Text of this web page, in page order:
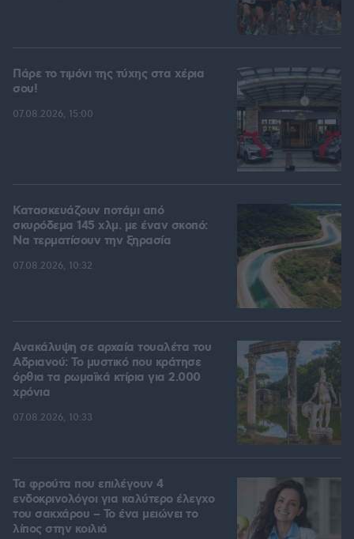
Πάρε το τιμόνι της τύχης στα χέρια
σου!
07.08.2026, 15:00
Κατασκευάζουν ποτάμι από
σκυρόδεμα 145 χλμ. με έναν σκοπό:
Να τερματίσουν την ξηρασία
07.08.2026, 10:32
Ανακάλυψη σε αρχαία τουαλέτα του
Αδριανού: Το μυστικό που κράτησε
όρθια τα ρωμαϊκά κτίρια για 2.000
χρόνια
07.08.2026, 10:33
Τα φρούτα που επιλέγουν 4
ενδοκρινολόγοι για καλύτερο έλεγχο
του σακχάρου – Το ένα μειώνει το
λίπος στην κοιλιά